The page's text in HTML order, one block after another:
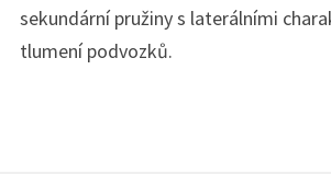
sekundární pružiny s laterálními
tlumení podvozků.